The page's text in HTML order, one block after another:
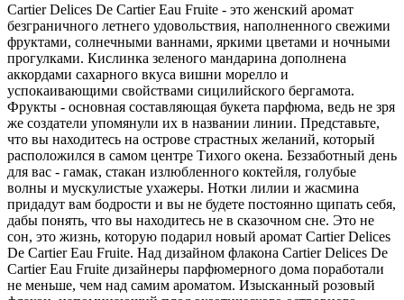
Cartier Delices De Cartier Eau Fruite - это женский аромат
безграничного летнего удовольствия, наполненного свежими
фруктами, солнечными ваннами, яркими цветами и ночными
прогулками. Кислинка зеленого мандарина дополнена
аккордами сахарного вкуса вишни морелло и
успокаивающими свойствами сицилийского бергамота.
Фрукты - основная составляющая букета парфюма, ведь не зря
же создатели упомянули их в названии линии. Представьте,
что вы находитесь на острове страстных желаний, который
расположился в самом центре Тихого окена. Беззаботный день
для вас - гамак, стакан излюбленного коктейля, голубые
волны и мускулистые ухажеры. Нотки лилии и жасмина
придадут вам бодрости и вы не будете постоянно щипать себя,
дабы понять, что вы находитесь не в сказочном сне. Это не
сон, это жизнь, которую подарил новый аромат Cartier Delices
De Cartier Eau Fruite. Над дизайном флакона Cartier Delices De
Cartier Eau Fruite дизайнеры парфюмерного дома поработали
не меньше, чем над самим ароматом. Изысканный розовый